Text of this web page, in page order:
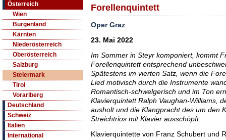
Österreich
Wien
Burgenland
Kärnten
Niederösterreich
Oberösterreich
Salzburg
Steiermark
Tirol
Vorarlberg
Deutschland
Schweiz
Italien
International
Forellenquintett
Oper Graz
23. Mai 2022
Im Sommer in Steyr komponiert, kommt
Forellenquintett entsprechend
Spätestens im vierten Satz, wenn die
Lied motivisch durch die Instrumente
Romantisch-schwelgerisch und im Ton
Klavierquintett Ralph Vaughan-Williams,
ausholt und die Klangpracht des um den
Streichtrios mit Klavier ausschöpft.
Klavierquintette von Franz Schubert und